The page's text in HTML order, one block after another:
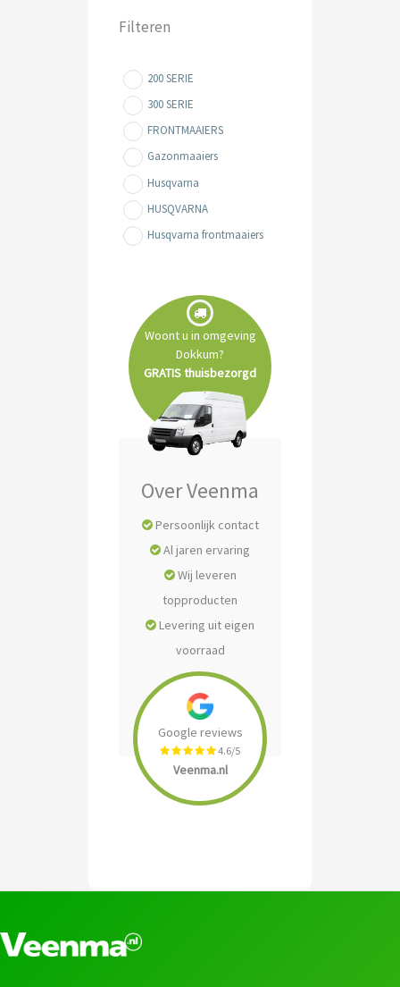
Filteren
200 SERIE
300 SERIE
FRONTMAAIERS
Gazonmaaiers
Husqvarna
HUSQVARNA
Husqvarna frontmaaiers
Tuin- & Park machines
Zitmaaiers
Woont u in omgeving
Dokkum?
GRATIS thuisbezorgd
Over Veenma
Persoonlijk contact
Al jaren ervaring
Wij leveren
topproducten
Levering uit eigen
voorraad
Google reviews
4.6/5
Veenma.nl